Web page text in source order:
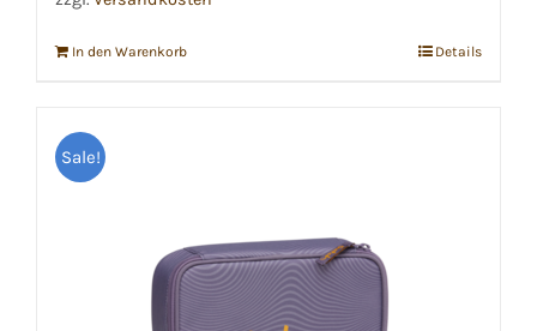
In den Warenkorb Details
Sale!